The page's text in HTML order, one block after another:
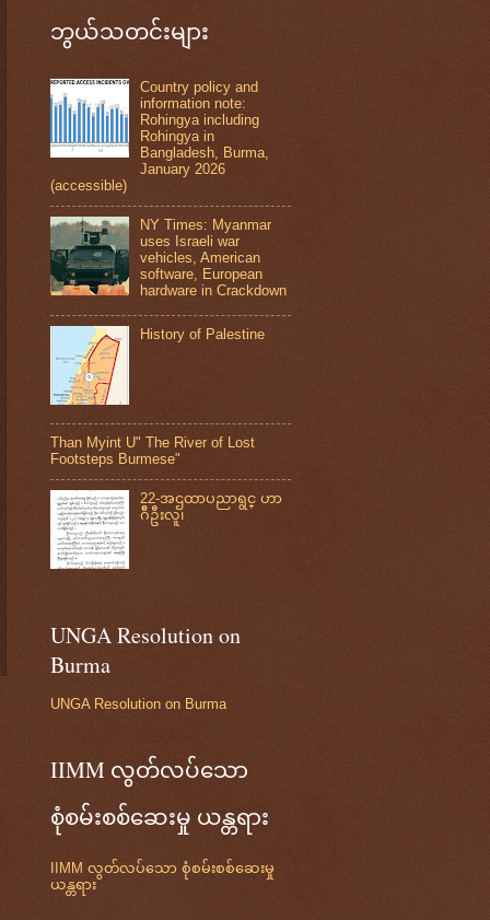
ဘွယ်သတင်းများ
Country policy and
information note:
Rohingya including
Rohingya in
Bangladesh, Burma,
January 2026
(accessible)
NY Times: Myanmar
uses Israeli war
vehicles, American
software, European
hardware in Crackdown
History of Palestine
Than Myint U" The River of Lost
Footsteps Burmese"
22-အဌထာပညာရွင္ ဟာ
ဂ်ီဦးလူ၊
UNGA Resolution on
Burma
UNGA Resolution on Burma
IIMM လွတ်လပ်သော
စုံစမ်းစစ်ဆေးမှု ယန္တရား
IIMM လွတ်လပ်သော စုံစမ်းစစ်ဆေးမှု
ယန္တရား